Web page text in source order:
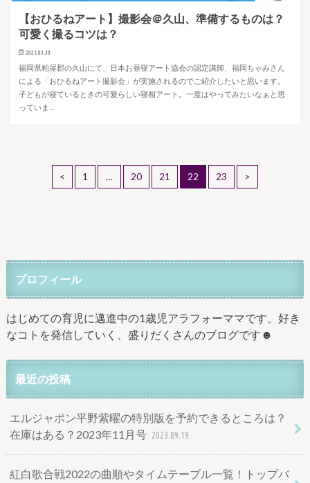
【おひるねアート】撮影会＠久山、準備するものは？
可愛く撮るコツは？
2021.03.30
福岡県粕屋郡の久山にて、日本お昼寝アート協会の認定講師、福岡ちゃみさん
による「おひるねアート撮影会」が実施されるのでご紹介したいと思います。
子どもが寝ているときの可愛らしい寝相アート。一度はやってみたいなぁと思
っていま…
< 1 … 20 21 22 23 >
プロフィール
はじめての育児に邁進中の1歳児アラフォーママです。好き
なコトを発信していく、盛りだくさんのブログです☻
最近の投稿
エルジャポン平野紫曜の特別版を予約できるところは？
在庫はある？2023年11月号 2023.09.19
紅白歌合戦2022の曲順やタイムテーブル一覧！トップバ